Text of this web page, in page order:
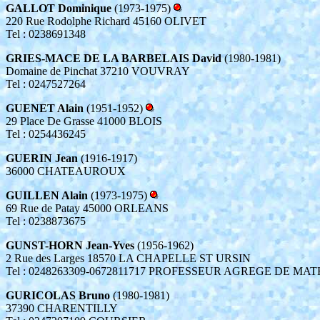
GALLOT Dominique (1973-1975)
220 Rue Rodolphe Richard 45160 OLIVET
Tel : 0238691348
GRIES-MACE DE LA BARBELAIS David(1980-1981)
Domaine de Pinchat 37210 VOUVRAY
Tel : 0247527264
GUENET Alain (1951-1952)
29 Place De Grasse 41000 BLOIS
Tel : 0254436245
GUERIN Jean(1916-1917)
36000 CHATEAUROUX
GUILLEN Alain (1973-1975)
69 Rue de Patay 45000 ORLEANS
Tel : 0238873675
GUNST-HORN Jean-Yves (1956-1962)
2 Rue des Larges 18570 LA CHAPELLE ST URSIN
Tel : 0248263309-0672811717 PROFESSEUR AGREGE DE
GURICOLAS Bruno(1980-1981)
37390 CHARENTILLY